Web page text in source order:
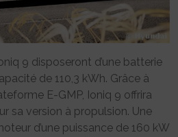
9 disposeront d’une batterie
de 110,3 kWh. Grâce à
E-GMP, Ioniq 9 offrira
sa version à propulsion. Une
d’une puissance de 160 kW